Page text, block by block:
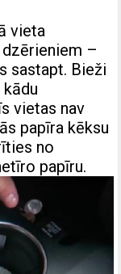
vieta
–
sastapt. Bieži
vietas nav
papīra kēksu
no
papīru.